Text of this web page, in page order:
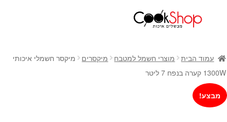
חנות
כלי בישול
סירים
מחבתות
כלי הגשה ואירוח
עמוד הבית מוצרי חשמל למטבח מיקסרים
מיקסר חשמלי איכותי
1300W קערה בנפח 7 ליטר
מבצע!